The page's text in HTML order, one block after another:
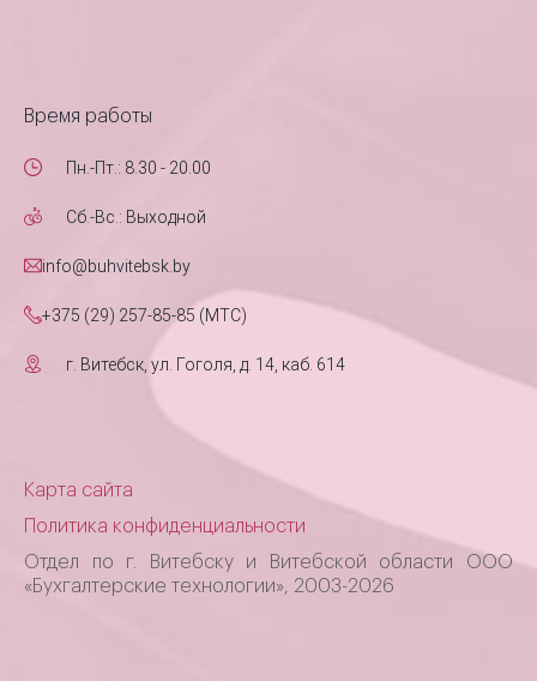
Время работы
Пн.-Пт.: 8.30 - 20.00
Сб.-Вс.: Выходной
info@buhvitebsk.by
+375 (29) 257-85-85 (MTC)
г. Витебск, ул. Гоголя, д. 14, каб. 614
Карта сайта
Политика конфиденциальности
Отдел по г. Витебску и Витебской области ООО
«Бухгалтерские технологии», 2003-2026